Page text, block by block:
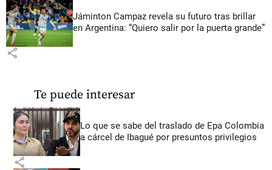
Jáminton Campaz revela su futuro tras brillar
en Argentina: “Quiero salir por la puerta grande”
share
Te puede interesar
Lo que se sabe del traslado de Epa Colombia
a cárcel de Ibagué por presuntos privilegios
share